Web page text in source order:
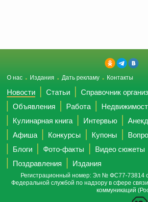
О нас Издания Дать рекламу Контакты
Новости Статьи
Справочник
Объявления
Работа
Кулинарная книга
Интервью
Афиша
Конкурсы Купоны
Блоги
Фото-факты
Видео сюжеты
Поздравления
Издания
Регистрационный номер: Эл № ФС77-73814
Федеральной службой по надзору в сфере
коммуникаций